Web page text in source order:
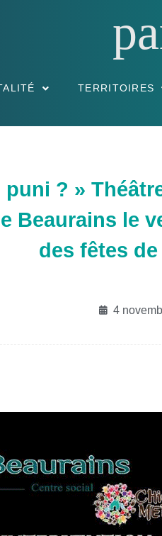
TERRITOIRES
? »
Beaurains le
des fêtes
4